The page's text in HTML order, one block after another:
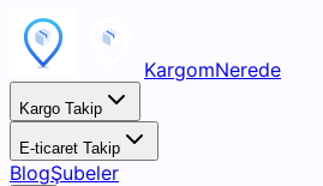
KargomNerede
Kargo Takip
E-ticaret Takip
BlogŞubeler